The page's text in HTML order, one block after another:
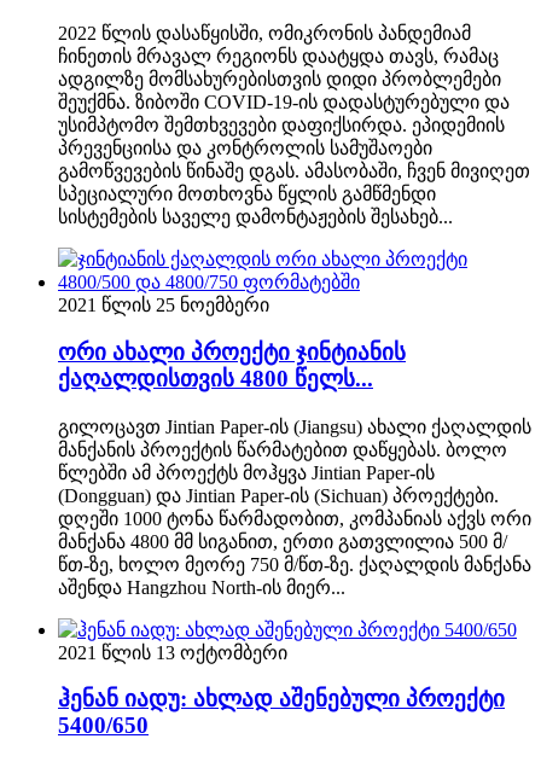
2022 წლის დასაწყისში, ომიკრონის პანდემიამ
ჩინეთის მრავალ რეგიონს დაატყდა თავს, რამაც
ადგილზე მომსახურებისთვის დიდი პრობლემები
შეუქმნა. ზიბოში COVID-19-ის დადასტურებული და
უსიმპტომო შემთხვევები დაფიქსირდა. ეპიდემიის
პრევენციისა და კონტროლის სამუშაოები
გამოწვევების წინაშე დგას. ამასობაში, ჩვენ მივიღეთ
სპეციალური მოთხოვნა წყლის გამწმენდი
სისტემების საველე დამონტაჟების შესახებ...
2021 წლის 25 ნოემბერი
ორი ახალი პროექტი ჯინტიანის
ქაღალდისთვის 4800 წელს...
გილოცავთ Jintian Paper-ის (Jiangsu) ახალი ქაღალდის
მანქანის პროექტის წარმატებით დაწყებას. ბოლო
წლებში ამ პროექტს მოჰყვა Jintian Paper-ის
(Dongguan) და Jintian Paper-ის (Sichuan) პროექტები.
დღეში 1000 ტონა წარმადობით, კომპანიას აქვს ორი
მანქანა 4800 მმ სიგანით, ერთი გათვლილია 500 მ/
წთ-ზე, ხოლო მეორე 750 მ/წთ-ზე. ქაღალდის მანქანა
აშენდა Hangzhou North-ის მიერ...
2021 წლის 13 ოქტომბერი
ჰენან იადუ: ახლად აშენებული პროექტი
5400/650